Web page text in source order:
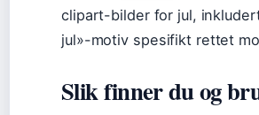
clipart-bilder for jul,
jul»-motiv spesifikt rettet
Slik finner du og